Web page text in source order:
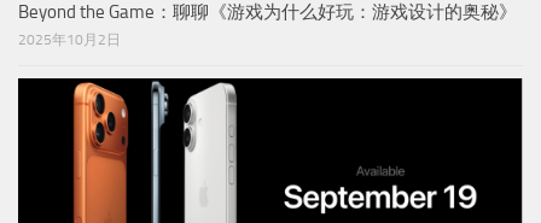
Beyond the Game：聊聊《游戏为什么好玩：游戏设计的奥秘》
2025年10月2日